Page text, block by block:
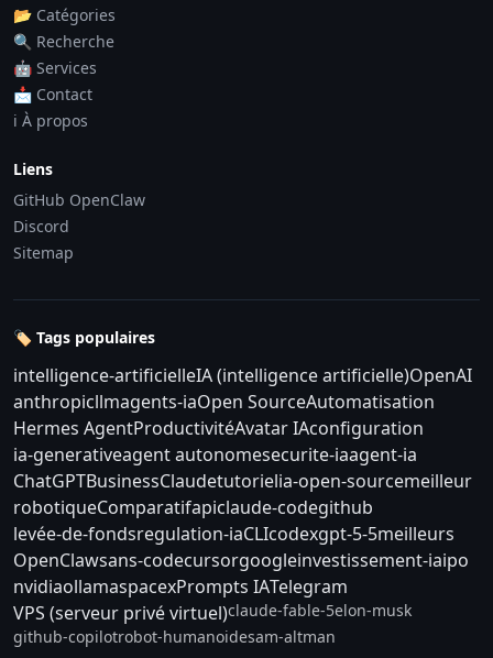
📂 Catégories
🔍 Recherche
🤖 Services
📩 Contact
ℹ️ À propos
Liens
GitHub OpenClaw
Discord
Sitemap
🏷️ Tags populaires
intelligence-artificielleIA (intelligence artificielle)OpenAI
anthropicllmagents-iaOpen SourceAutomatisation
Hermes AgentProductivitéAvatar IAconfiguration
ia-generativeagent autonomesecurite-iaagent-ia
ChatGPTBusinessClaudetutorielia-open-sourcemeilleur
robotiqueComparatifapiclaude-codegithub
levée-de-fondsregulation-iaCLIcodexgpt-5-5meilleurs
OpenClawsans-codecursorgoogleinvestissement-iaipo
nvidiaollamaspacexPrompts IATelegram
VPS (serveur privé virtuel)claude-fable-5elon-musk
github-copilotrobot-humanoidesam-altman